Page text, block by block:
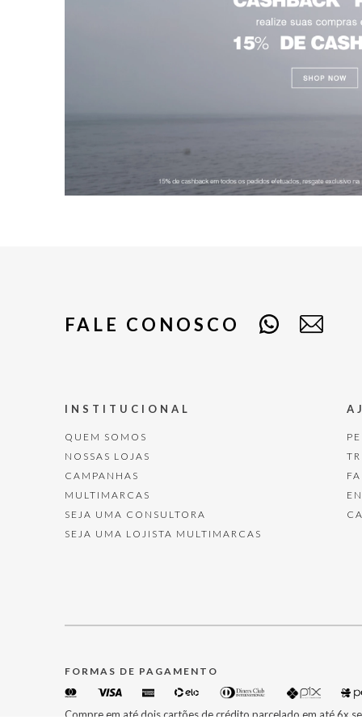
FALE CONOSCO
INSTITUCIONAL
QUEM SOMOS
NOSSAS LOJAS
CAMPANHAS
MULTIMARCAS
SEJA UMA CONSULTORA
SEJA UMA LOJISTA MULTIMARCAS
FORMAS DE PAGAMENTO
Compre em até dois cartões de crédito parcelado em até 6x